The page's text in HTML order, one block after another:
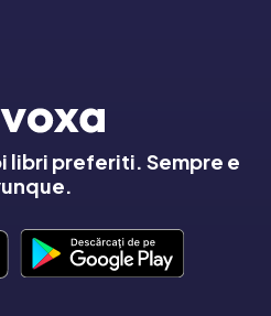
libri preferiti. Sempre e